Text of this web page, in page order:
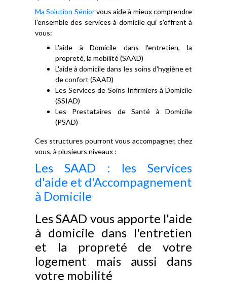
Ma Solution Séniorvous aide à mieux comprendre
l'ensemble des services à domicile qui s'offrent à
vous:
L'aide à Domicile dans l'entretien, la
propreté, la mobilité (SAAD)
L'aide à domicile dans les soins d'hygiène et
de confort (SAAD)
Les Services de Soins Infirmiers à Domicile
(SSIAD)
Les Prestataires de Santé à Domicile
(PSAD)
Ces structures pourront vous accompagner, chez
vous, à plusieurs niveaux :
Les SAAD : les Services
d'aide et d'Accompagnement
à Domicile
Les SAAD vous apporte l'aide
à domicile dans l'entretien
et la propreté de votre
logement mais aussi dans
votre mobilité